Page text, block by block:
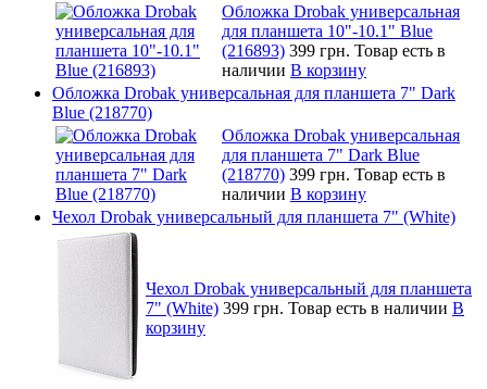
Обложка Drobak универсальная
для планшета 10"-10.1" Blue
(216893) 399 грн. Товар есть в
наличии В корзину
Обложка Drobak универсальная для планшета 7" Dark
Blue (218770)
Обложка Drobak универсальная
для планшета 7" Dark Blue
(218770) 399 грн. Товар есть в
наличии В корзину
Чехол Drobak универсальный для планшета 7" (White)
Чехол Drobak универсальный для планшета
7" (White) 399 грн. Товар есть в наличии В
корзину